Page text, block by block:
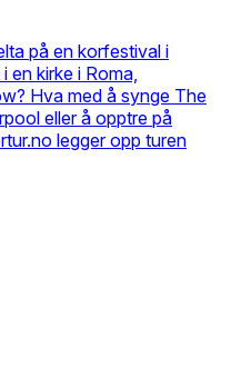
på en korfestival i
en kirke i Roma,
Hva med å synge The
eller å opptre på
legger opp turen